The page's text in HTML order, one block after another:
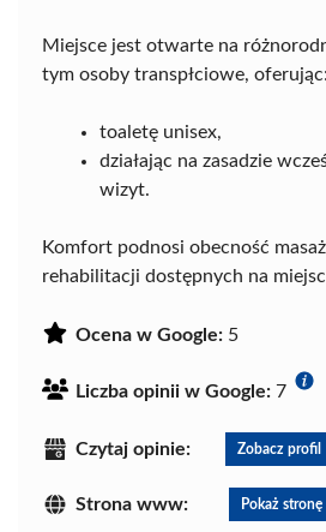
Miejsce jest otwarte na
tym osoby transpłciowe, oferując:
toaletę unisex,
działając na zasadzie
wizyt.
Komfort podnosi obecność
rehabilitacji dostępnych na
Ocena w Google: 5
Liczba opinii w Google: 7
Czytaj opinie: Zobacz profil
Strona www: Pokaż stronę